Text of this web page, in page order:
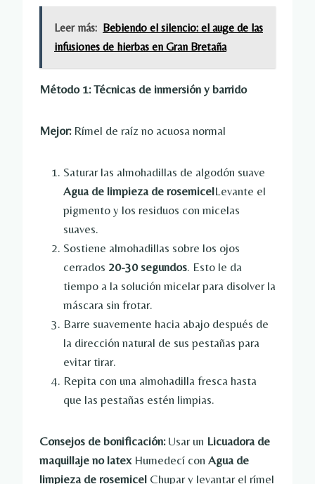
Leer más: Bebiendo el silencio: el auge de las
infusiones de hierbas en Gran Bretaña
Método 1: Técnicas de inmersión y barrido
Mejor:Rímel de raíz no acuosa normal
Saturar las almohadillas de algodón suave
Agua de limpieza de rosemicelLevante el
pigmento y los residuos con micelas
suaves.
Sostiene almohadillas sobre los ojos
cerrados 20-30 segundos. Esto le da
tiempo a la solución micelar para disolver la
máscara sin frotar.
Barre suavemente hacia abajo después de
la dirección natural de sus pestañas para
evitar tirar.
Repita con una almohadilla fresca hasta
que las pestañas estén limpias.
Consejos de bonificación: Usar un Licuadora de
maquillaje no latex Humedecí con Agua de
limpieza de rosemicel Chupar y levantar el rímel